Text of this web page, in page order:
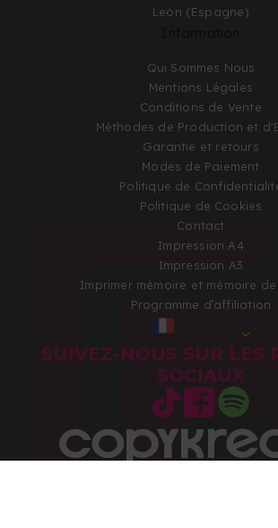
León (Espagne)
Qui Sommes Nous
Mentions Légales
Conditions de Vente
Méthodes de Production et
Garantie et retours
Modes de Paiement
Politique de
Politique de Cookies
Contact
Impression A4
Impression A3
Imprimer mémoire et mémoire
Programme d’affiliation
SUIVEZ-NOUS SUR LES
SOCIAUX